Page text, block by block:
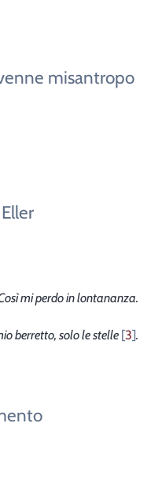
misantropo
mi perdo in lontananza.
berretto, solo le stelle 3 .